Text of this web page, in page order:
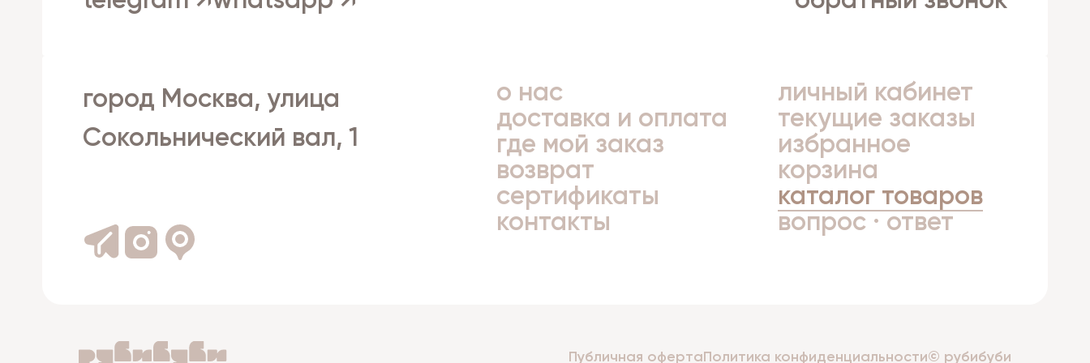
город Москва, улица
Сокольнический вал, 1
о нас
доставка и оплата
где мой заказ
возврат
сертификаты
контакты
личный кабинет
текущие заказы
избранное
корзина
каталог товаров
вопрос · ответ
Публичная оферта Политика конфиденциальности© рубибуби